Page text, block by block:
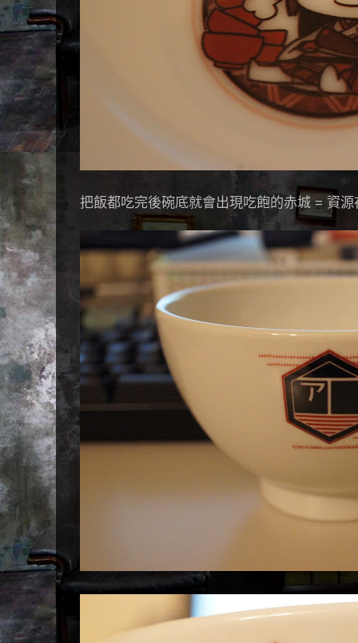
把飯都吃完後碗底就會出現吃飽的赤城 = 資源